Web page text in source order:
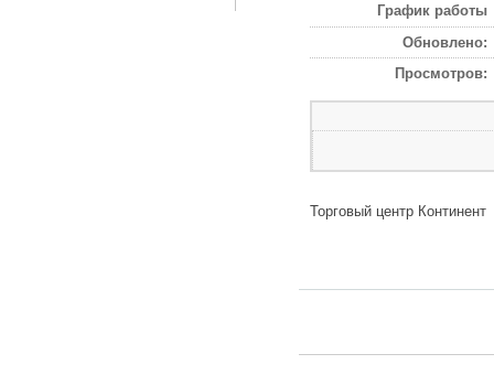
График работы
Обновлено:
Просмотров:
Торговый центр Континент